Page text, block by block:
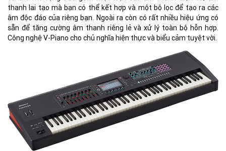
thanh lai tạo mà bạn có thể kết hợp và một bộ lọc để tạo ra các
âm độc đáo của riêng bạn. Ngoài ra còn có rất nhiều hiệu ứng có
sẵn để tăng cường âm thanh riêng lẻ và xử lý toàn bộ hỗn hợp.
Công nghệ V-Piano cho chủ nghĩa hiện thực và biểu cảm tuyệt vời.